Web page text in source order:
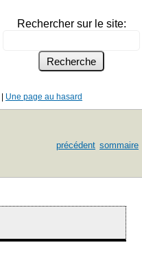
Rechercher sur le site:
Une page au hasard
précédent sommaire